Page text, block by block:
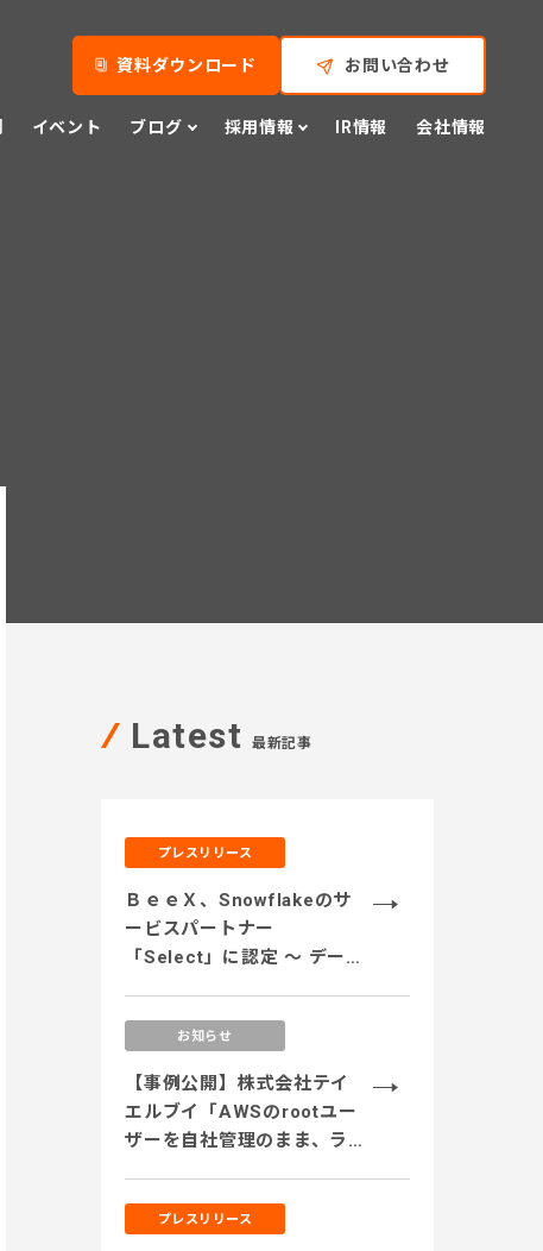
イベント ブログ 採用情報 IR情報 会社情報
資料ダウンロード お問い合わせ
Latest 最新記事
プレスリリース
ＢｅｅＸ、Snowflakeのサ
ービスパートナー
「Select」に認定 ～ データ
適化、生成AI活用に対応す
るサービス体制を強化 ～
お知らせ
【事例公開】株式会社テイ
エルブイ「AWSのrootユー
ザーを自社管理のまま、ライ
スト削減を実現」
プレスリリース